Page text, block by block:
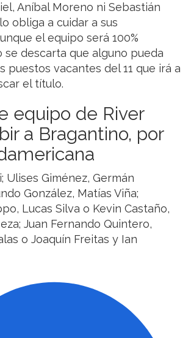
Aníbal Moreno ni Sebastián
obliga a cuidar a sus
el equipo será 100%
se descarta que alguno pueda
puestos vacantes del 11 que irá a
el título.
equipo de River
a Bragantino, por
Ulises Giménez, Germán
González, Matías Viña;
Lucas Silva o Kevin Castaño,
Juan Fernando Quintero,
o Joaquín Freitas y Ian